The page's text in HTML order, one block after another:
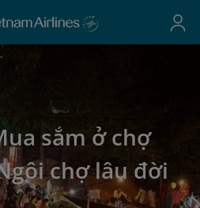
sắm ở chợ
chợ lâu đời